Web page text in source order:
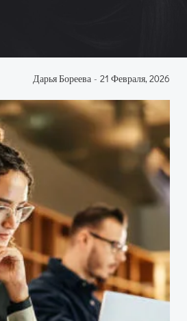
Дарья Бореева - 21 Февраля, 2026